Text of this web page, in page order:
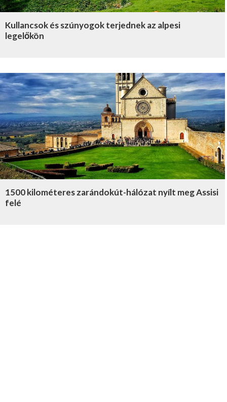
Kullancsok és szúnyogok terjednek az alpesi
legelőkön
1500 kilométeres zarándokút-hálózat nyílt meg Assisi
felé